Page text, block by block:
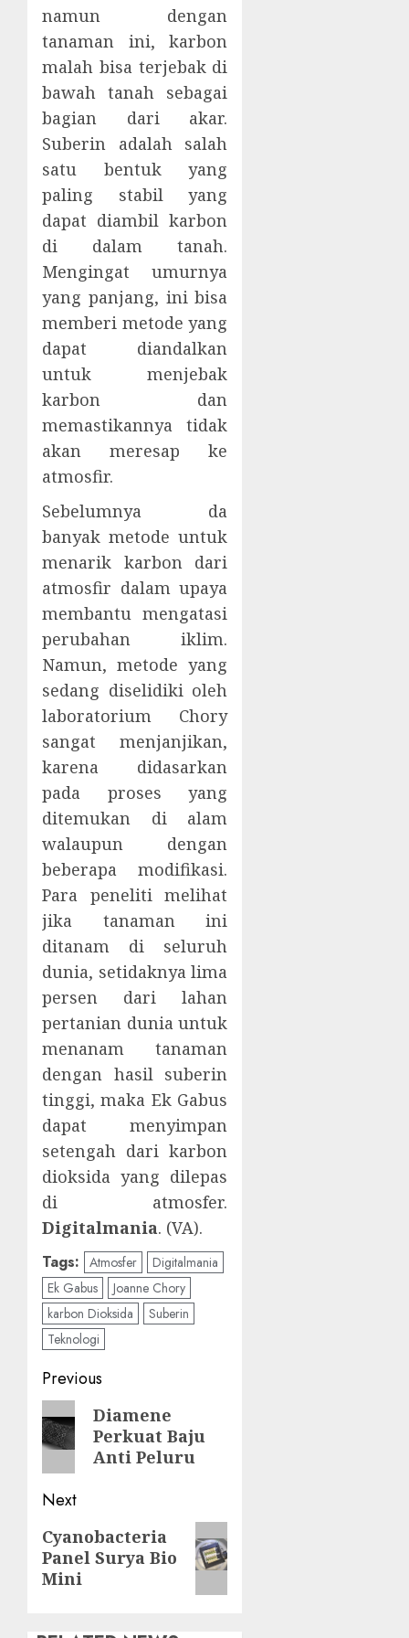
namun dengan
tanaman ini, karbon
malah bisa terjebak di
bawah tanah sebagai
bagian dari akar.
Suberin adalah salah
satu bentuk yang
paling stabil yang
dapat diambil karbon
di dalam tanah.
Mengingat umurnya
yang panjang, ini bisa
memberi metode yang
dapat diandalkan
untuk menjebak
karbon dan
memastikannya tidak
akan meresap ke
atmosfir.
Sebelumnya da
banyak metode untuk
menarik karbon dari
atmosfir dalam upaya
membantu mengatasi
perubahan iklim.
Namun, metode yang
sedang diselidiki oleh
laboratorium Chory
sangat menjanjikan,
karena didasarkan
pada proses yang
ditemukan di alam
walaupun dengan
beberapa modifikasi.
Para peneliti melihat
jika tanaman ini
ditanam di seluruh
dunia, setidaknya lima
persen dari lahan
pertanian dunia untuk
menanam tanaman
dengan hasil suberin
tinggi, maka Ek Gabus
dapat menyimpan
setengah dari karbon
dioksida yang dilepas
di atmosfer.
Digitalmania. (VA).
Tags: Atmosfer
Digitalmania
Ek Gabus
Joanne Chory
karbon Dioksida
Suberin
Teknologi
Post
navigation
Previous
Previous
post:
Diamene
Perkuat Baju
Anti Peluru
Next
Next
post:
Cyanobacteria
Panel Surya Bio
Mini